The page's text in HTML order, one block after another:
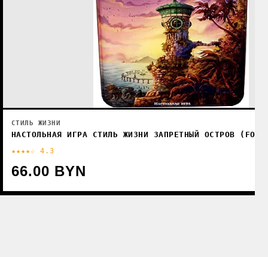
СТИЛЬ ЖИЗНИ
НАСТОЛЬНАЯ ИГРА СТИЛЬ ЖИЗНИ ЗАПРЕТНЫЙ ОСТРОВ
★★★★☆ 4.3
66.00 BYN